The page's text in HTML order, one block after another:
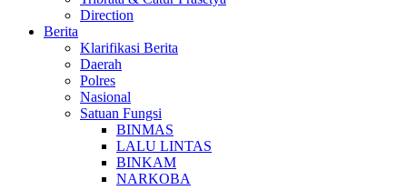
Direction
Berita
Klarifikasi Berita
Daerah
Polres
Nasional
Satuan Fungsi
BINMAS
LALU LINTAS
BINKAM
NARKOBA